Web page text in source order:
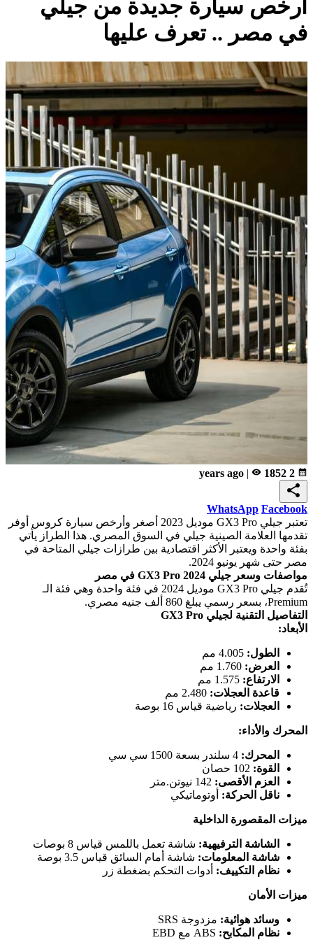
أرخص سيارة جديدة من جيلي
في مصر .. تعرف عليها
calendar_month
| remove_red_eye 1852
share
WhatsApp Facebook
تعتبر جيلي GX3 Pro موديل 2023 أصغر وأرخص سيارة كروس أوفر
تقدمها العلامة الصينية جيلي في السوق المصري. هذا الطراز يأتي
بفئة واحدة ويعتبر الأكثر اقتصادية بين طرازات جيلي المتاحة في
مصر حتى شهر يونيو 2024.
مواصفات وسعر جيلي GX3 Pro 2024 في مصر
تُقدم جيلي GX3 Pro موديل 2024 في فئة واحدة وهي فئة الـ
Premium، بسعر رسمي يبلغ 860 ألف جنيه مصري.
التفاصيل التقنية لجيلي GX3 Pro
الأبعاد:
الطول:
العرض:
الارتفاع:
قاعدة العجلات:
العجلات: رياضية قياس 16 بوصة
المحرك والأداء:
المحرك:
القوة:
العزم الأقصى:
ناقل الحركة: أوتوماتيكي
ميزات المقصورة الداخلية
الشاشة الترفيهية: شاشة تعمل باللمس قياس 8 بوصات
شاشة المعلومات: شاشة أمام السائق قياس 3.5 بوصة
نظام التكييف: أدوات التحكم بضغطة زر
ميزات الأمان
وسائد هوائية: مزدوجة SRS
نظام المكابح: